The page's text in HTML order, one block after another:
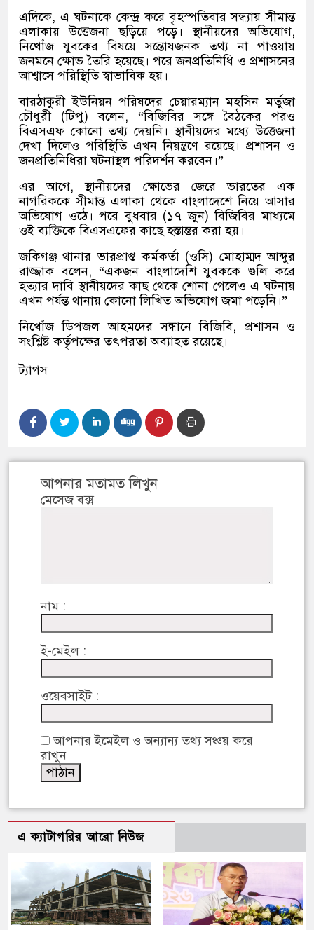
এদিকে, এ ঘটনাকে কেন্দ্র করে বৃহস্পতিবার সন্ধ্যায় সীমান্ত
এলাকায় উত্তেজনা ছড়িয়ে পড়ে। স্থানীয়দের অভিযোগ,
নিখোঁজ যুবকের বিষয়ে সন্তোষজনক তথ্য না পাওয়ায়
জনমনে ক্ষোভ তৈরি হয়েছে। পরে জনপ্রতিনিধি ও প্রশাসনের
আশ্বাসে পরিস্থিতি স্বাভাবিক হয়।
বারঠাকুরী ইউনিয়ন পরিষদের চেয়ারম্যান মহসিন মর্তুজা
চৌধুরী (টিপু) বলেন, “বিজিবির সঙ্গে বৈঠকের পরও
বিএসএফ কোনো তথ্য দেয়নি। স্থানীয়দের মধ্যে উত্তেজনা
দেখা দিলেও পরিস্থিতি এখন নিয়ন্ত্রণে রয়েছে। প্রশাসন ও
জনপ্রতিনিধিরা ঘটনাস্থল পরিদর্শন করবেন।”
এর আগে, স্থানীয়দের ক্ষোভের জেরে ভারতের এক
নাগরিককে সীমান্ত এলাকা থেকে বাংলাদেশে নিয়ে আসার
অভিযোগ ওঠে। পরে বুধবার (১৭ জুন) বিজিবির মাধ্যমে
ওই ব্যক্তিকে বিএসএফের কাছে হস্তান্তর করা হয়।
জকিগঞ্জ থানার ভারপ্রাপ্ত কর্মকর্তা (ওসি) মোহাম্মদ আব্দুর
রাজ্জাক বলেন, “একজন বাংলাদেশি যুবককে গুলি করে
হত্যার দাবি স্থানীয়দের কাছ থেকে শোনা গেলেও এ ঘটনায়
এখন পর্যন্ত থানায় কোনো লিখিত অভিযোগ জমা পড়েনি।”
নিখোঁজ ডিপজল আহমদের সন্ধানে বিজিবি, প্রশাসন ও
সংশ্লিষ্ট কর্তৃপক্ষের তৎপরতা অব্যাহত রয়েছে।
ট্যাগস
আপনার মতামত লিখুন
মেসেজ বক্স
নাম :
ই-মেইল :
ওয়েবসাইট :
আপনার ইমেইল ও অন্যান্য তথ্য সঞ্চয় করে
রাখুন
এ ক্যাটাগরির আরো নিউজ